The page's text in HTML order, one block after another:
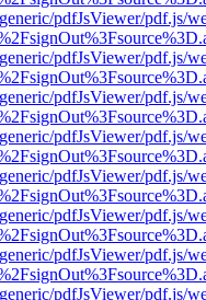
pdfJsViewer/pdf.js/
pdfJsViewer/pdf.js/
pdfJsViewer/pdf.js/
pdfJsViewer/pdf.js/
pdfJsViewer/pdf.js/
pdfJsViewer/pdf.js/
pdfJsViewer/pdf.js/
pdfJsViewer/pdf.js/